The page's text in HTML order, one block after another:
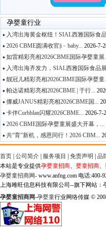
孕婴童行业
●入湾出海黄金枢纽！SIAL西雅国际食
●2026 CBME圆满收官|i﹣baby... 2026-7-
●如雷精彩亮相2026CBME国际孕婴童展
●入湾出海齐发力，SIAL西雅国际食品
●靓冠儿精彩亮相2026CBME国际孕婴童
●帕达诺精彩亮相2026CBME | 于行...
●挪威JANUS精彩亮相2026CBME国...
●卡伴Curbblan闪耀2026CBME... 2026-7-
●2026 CBME国际孕婴童展盛大开幕，...
●共“育”新机，感恩同行！2026 CBM...
首页 公司简介 服务项目 免责声明 品
本站是专业提供孕婴童招商、 婴童招商、
孕婴童招商网- www.anfng.com 电话:400-
上海雎旺信息科技有限公司--旗下网站：
孕婴童招商网-孕婴童行业网络传媒 ©